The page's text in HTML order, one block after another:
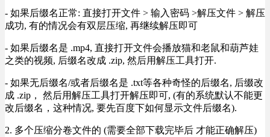
- 如果后缀名正常: 直接打开文件 > 输入密码 >解压文件 > 解压
成功, 有的情况会有双层压缩, 再继续解压即可
- 如果后缀名是 .mp4, 直接打开文件会播放猫和老鼠和葫芦娃
之类的视频, 后缀名改成 .zip, 然后用解压工具打开.
- 如果无后缀名/或者后缀名是 .txt等各种奇怪的后缀名, 后缀改
成 .zip， 然后用解压工具打开解压即可, (有的系统默认不能更
改后缀名，这种情况, 要先百度下如何显示文件后缀名).
2. 多个压缩分卷文件的 (需要全部下载完毕后 才能正确解压)